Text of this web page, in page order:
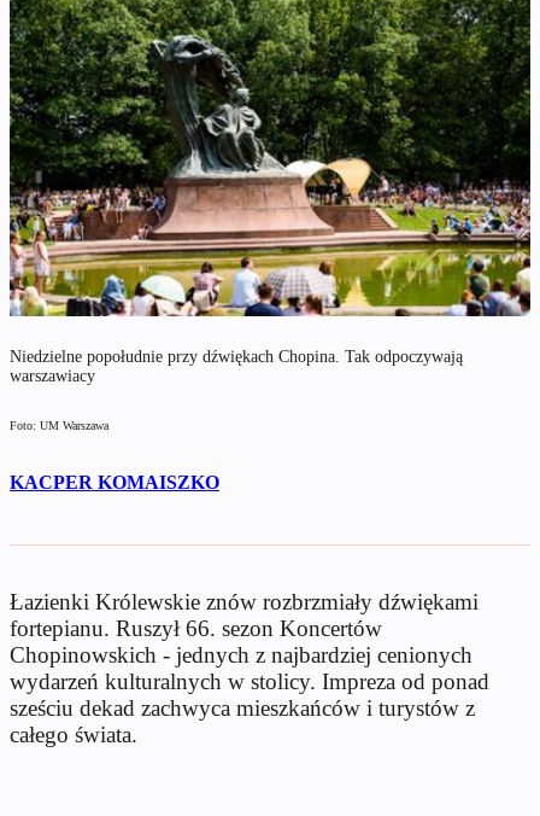
Niedzielne popołudnie przy dźwiękach Chopina. Tak odpoczywają
warszawiacy
Foto: UM Warszawa
KACPER KOMAISZKO
Łazienki Królewskie znów rozbrzmiały dźwiękami
fortepianu. Ruszył 66. sezon Koncertów
Chopinowskich - jednych z najbardziej cenionych
wydarzeń kulturalnych w stolicy. Impreza od ponad
sześciu dekad zachwyca mieszkańców i turystów z
całego świata.